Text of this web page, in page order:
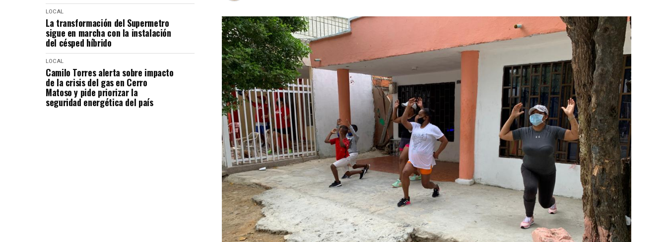
LOCAL
La transformación del Supermetro
sigue en marcha con la instalación
del césped híbrido
LOCAL
Camilo Torres alerta sobre impacto
de la crisis del gas en Cerro
Matoso y pide priorizar la
seguridad energética del país